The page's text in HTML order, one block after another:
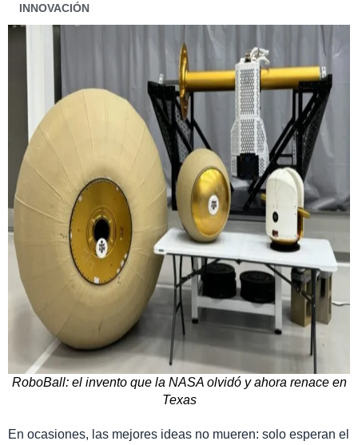
INNOVACIÓN
RoboBall: el invento que la NASA olvidó y ahora renace en
Texas
En ocasiones, las mejores ideas no mueren: solo esperan el